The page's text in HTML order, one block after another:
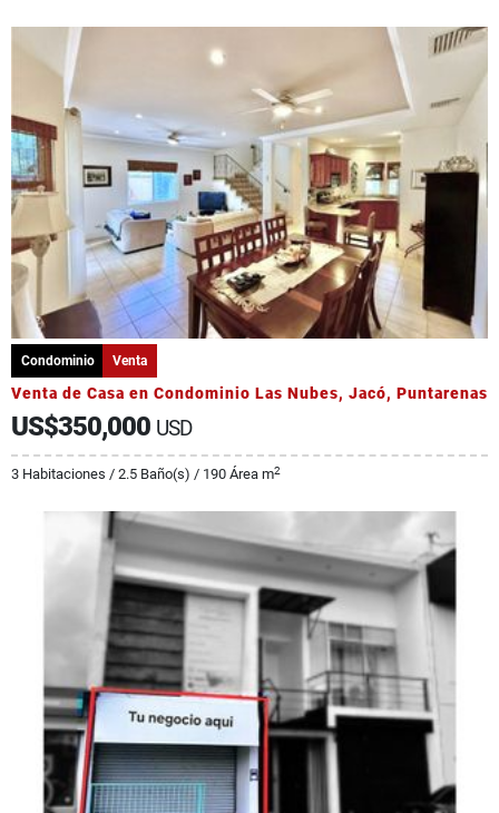
Condominio Venta
Venta de Casa en Condominio Las Nubes, Jacó, Puntarenas
US$350,000 USD
3 Habitaciones / 2.5 Baño(s) / 190 Área m2